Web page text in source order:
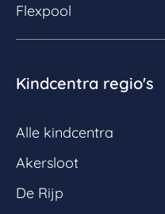
Flexpool
Kindcentra regio's
Alle kindcentra
Akersloot
De Rijp